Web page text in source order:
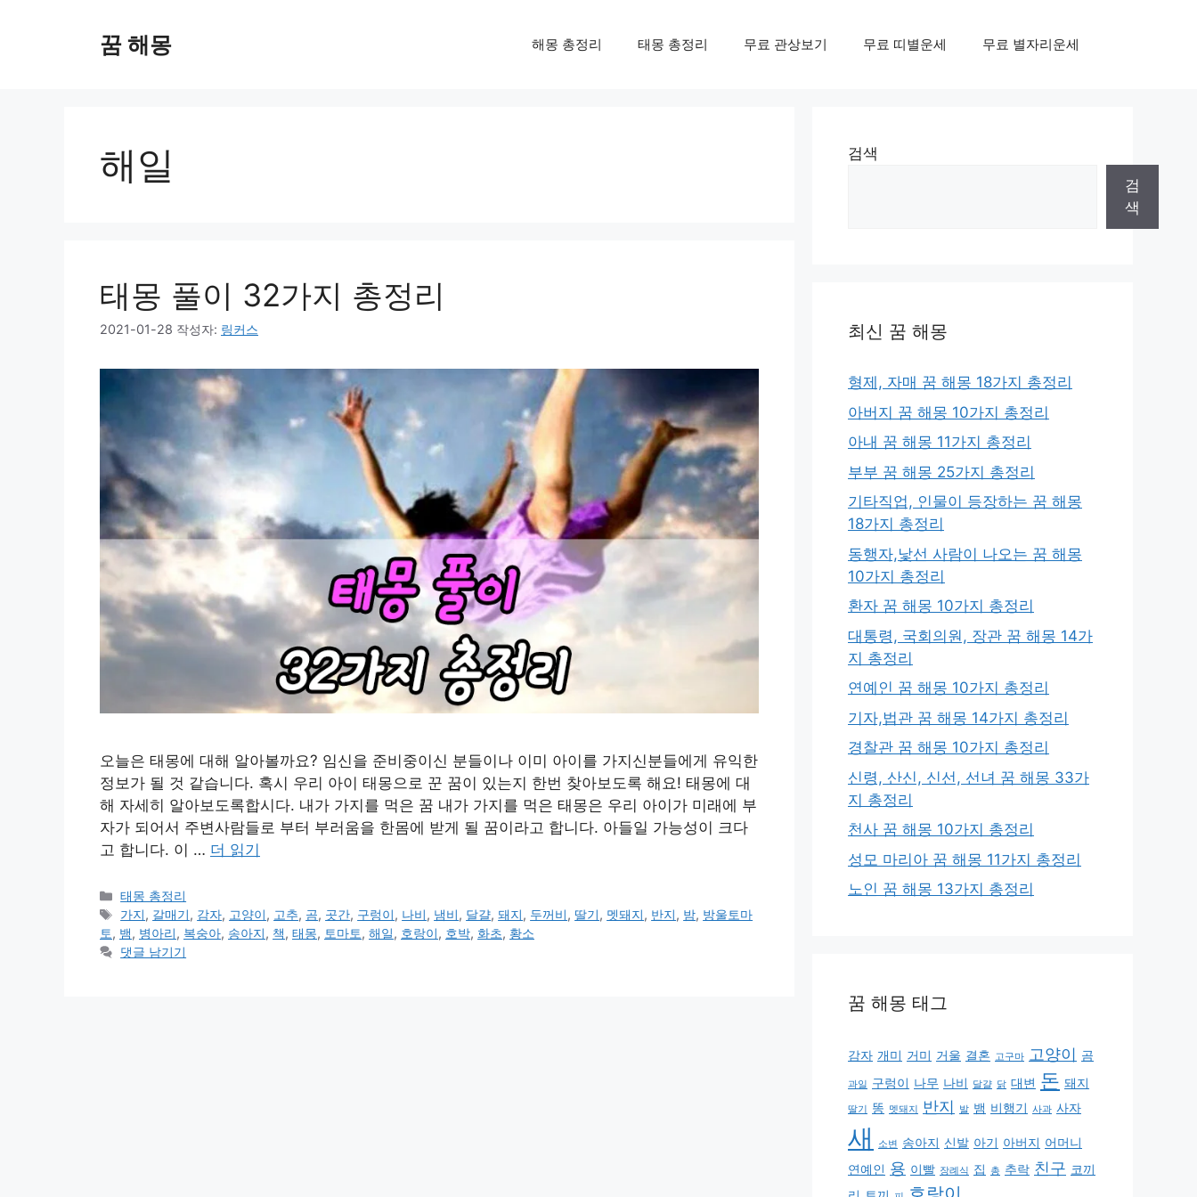
꿈 해몽 해몽 총정리 태몽 총정리 무료 관상보기 무료 띠별운세 무료 별자리운세
해일
태몽 풀이 32가지 총정리
2021-01-28 작성자: 링커스
오늘은 태몽에 대해 알아볼까요? 임신을 준비중이신 분들이나 이미 아이를 가지신분들에게 유익한
정보가 될 것 같습니다. 혹시 우리 아이 태몽으로 꾼 꿈이 있는지 한번 찾아보도록 해요! 태몽에 대
해 자세히 알아보도록합시다. 내가 가지를 먹은 꿈 내가 가지를 먹은 태몽은 우리 아이가 미래에 부
자가 되어서 주변사람들로 부터 부러움을 한몸에 받게 될 꿈이라고 합니다. 아들일 가능성이 크다
고 합니다. 이 … 더 읽기
카
테
고
리
태몽 총정리
태
그
가지, 갈매기, 감자, 고양이, 고추, 곰, 곳간, 구렁이, 나비, 냄비, 달걀,돼지, 두꺼비, 딸기, 멧돼지, 반지, 밤, 방울토마
토, 뱀, 병아리, 복숭아, 송아지, 책, 태몽, 토마토, 해일, 호랑이, 호박, 화초, 황소
댓글 남기기
검색
검
색
최신 꿈 해몽
형제, 자매 꿈 해몽 18가지 총정리
아버지 꿈 해몽 10가지 총정리
아내 꿈 해몽 11가지 총정리
부부 꿈 해몽 25가지 총정리
기타직업, 인물이 등장하는 꿈 해몽
18가지 총정리
동행자,낯선 사람이 나오는 꿈 해몽
10가지 총정리
환자 꿈 해몽 10가지 총정리
대통령, 국회의원, 장관 꿈 해몽 14가
지 총정리
연예인 꿈 해몽 10가지 총정리
기자,법관 꿈 해몽 14가지 총정리
경찰관 꿈 해몽 10가지 총정리
신령, 산신, 신선, 선녀 꿈 해몽 33가
지 총정리
천사 꿈 해몽 10가지 총정리
성모 마리아 꿈 해몽 11가지 총정리
노인 꿈 해몽 13가지 총정리
꿈 해몽 태그
감자 개미 거미 거울 결혼 고구마 고양이 곰
과일 구렁이 나무 나비 달걀 닭 대변 돈 돼지
딸기 똥 멧돼지 반지 발 뱀 비행기 사과 사자
새 소변 송아지 신발 아기 아버지 어머니
연예인 용 이빨 장례식 집 총 추락 친구 코끼